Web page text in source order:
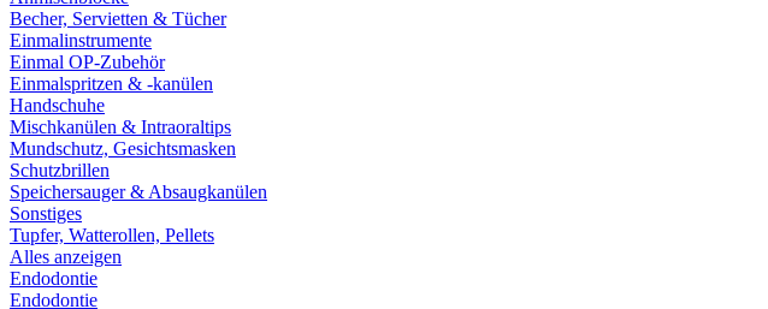
Becher, Servietten & Tücher
Einmalinstrumente
Einmal OP-Zubehör
Einmalspritzen & -kanülen
Handschuhe
Mischkanülen & Intraoraltips
Mundschutz, Gesichtsmasken
Schutzbrillen
Speichersauger & Absaugkanülen
Sonstiges
Tupfer, Watterollen, Pellets
Alles anzeigen
Endodontie
Endodontie